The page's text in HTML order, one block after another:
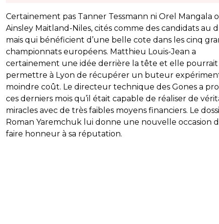
Certainement pas Tanner Tessmann ni Orel Mangala
Ainsley Maitland-Niles, cités comme des candidats au
mais qui bénéficient d’une belle cote dans les cinq
championnats européens. Matthieu Louis-Jean a
certainement une idée derrière la tête et elle pourrait
permettre à Lyon de récupérer un buteur
moindre coût. Le directeur technique des Gones a
ces derniers mois qu’il était capable de réaliser de
miracles avec de très faibles moyens financiers. Le
Roman Yaremchuk lui donne une nouvelle occasion
faire honneur à sa réputation.